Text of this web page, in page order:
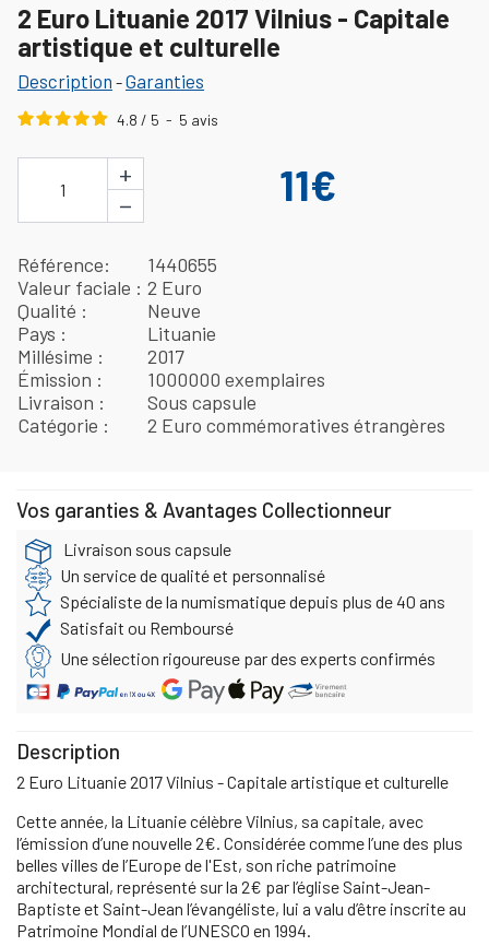
2 Euro Lituanie 2017 Vilnius - Capitale
artistique et culturelle
Description -Garanties
4.8 / 5 - 5 avis
1
+
−
11€
Référence
1440655
Valeur faciale
2 Euro
Qualité
Neuve
Pays
Lituanie
Millésime
2017
Émission
1000000 exemplaires
Livraison
Sous capsule
Catégorie
2 Euro commémoratives étrangères
Vos garanties & Avantages Collectionneur
Livraison sous capsule
Un service de qualité et personnalisé
Spécialiste de la numismatique depuis plus de 40 ans
Satisfait ou Remboursé
Une sélection rigoureuse par des experts confirmés
Description
2 Euro Lituanie 2017 Vilnius - Capitale artistique et culturelle
Cette année, la Lituanie célèbre Vilnius, sa capitale, avec
l’émission d’une nouvelle 2€. Considérée comme l’une des plus
belles villes de l’Europe de l'Est, son riche patrimoine
architectural, représenté sur la 2€ par l’église Saint-Jean-
Baptiste et Saint-Jean l’évangéliste, lui a valu d’être inscrite au
Patrimoine Mondial de l’UNESCO en 1994.